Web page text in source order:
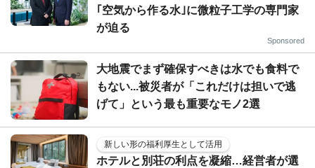
｢空気から作る水｣に微粒子工学の専門家
が迫る
Sponsored
大地震でまず確保すべきは水でも食料で
もない...被災者が「これだけは担いで逃
げて」という最も重要なモノ2選
新しい形の福利厚生として活用
ホテルと別荘の利点を凝縮…経営者が選